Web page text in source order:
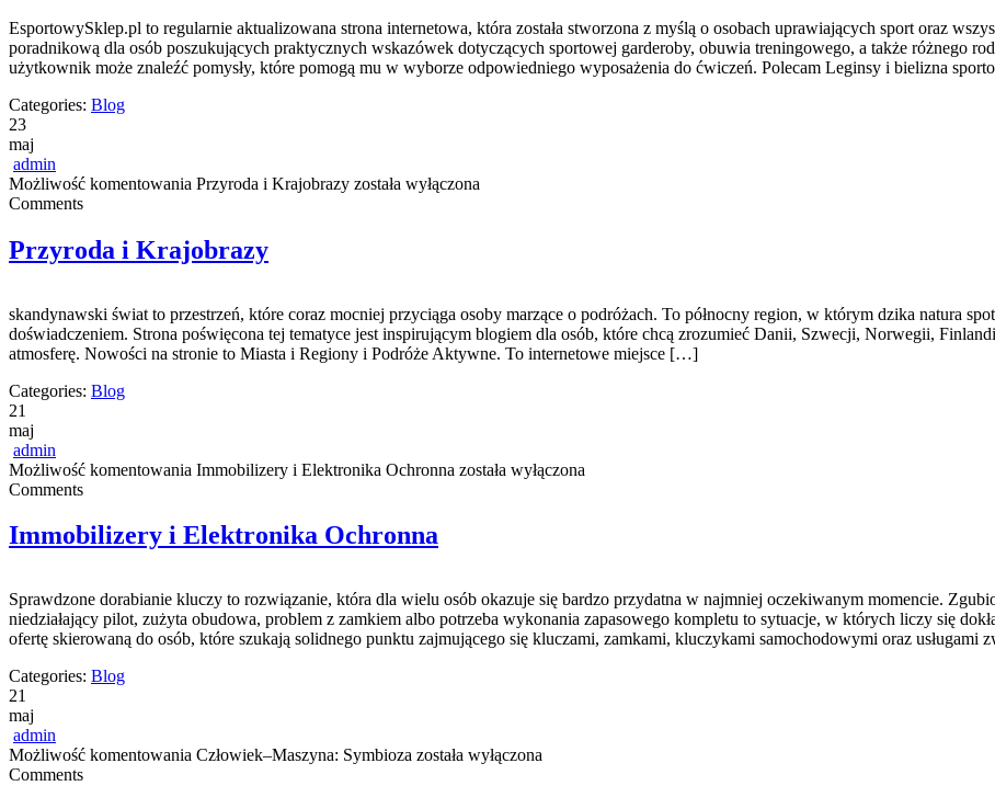
EsportowySklep.pl to regularnie aktualizowana strona internetowa, która została stworzona z myślą o osobach uprawiających sport oraz
poradnikową dla osób poszukujących praktycznych wskazówek dotyczących sportowej garderoby, obuwia treningowego, a także różnego
użytkownik może znaleźć pomysły, które pomogą mu w wyborze odpowiedniego wyposażenia do ćwiczeń. Polecam Leginsy i bielizna
Categories: Blog
23
maj
admin
Możliwość komentowania Przyroda i Krajobrazy została wyłączona
Comments
Przyroda i Krajobrazy
skandynawski świat to przestrzeń, które coraz mocniej przyciąga osoby marzące o podróżach. To północny region, w którym dzika natura
doświadczeniem. Strona poświęcona tej tematyce jest inspirującym blogiem dla osób, które chcą zrozumieć Danii, Szwecji, Norwegii,
atmosferę. Nowości na stronie to Miasta i Regiony i Podróże Aktywne. To internetowe miejsce […]
Categories: Blog
21
maj
admin
Możliwość komentowania Immobilizery i Elektronika Ochronna została wyłączona
Comments
Immobilizery i Elektronika Ochronna
Sprawdzone dorabianie kluczy to rozwiązanie, która dla wielu osób okazuje się bardzo przydatna w najmniej oczekiwanym momencie.
niedziałający pilot, zużyta obudowa, problem z zamkiem albo potrzeba wykonania zapasowego kompletu to sytuacje, w których liczy się
ofertę skierowaną do osób, które szukają solidnego punktu zajmującego się kluczami, zamkami, kluczykami samochodowymi oraz
Categories: Blog
21
maj
admin
Możliwość komentowania Człowiek–Maszyna: Symbioza została wyłączona
Comments